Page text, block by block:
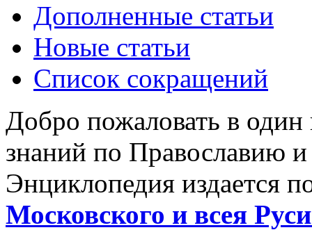
Дополненные статьи
Новые статьи
Список сокращений
Добро пожаловать в
знаний по Православию
Энциклопедия издается
Московского и всея